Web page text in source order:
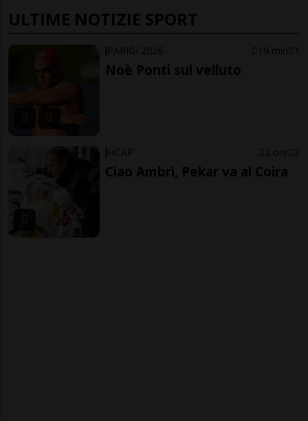
ULTIME NOTIZIE SPORT
PARIGI 2026 19 min 1
Noè Ponti sul velluto
HCAP 2 ore 2
Ciao Ambrì, Pekar va al Coira